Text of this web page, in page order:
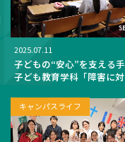
2025.07.11
子どもの“安心”を支え
子ども教育学科「障害に
について―」
キャンパスライフ